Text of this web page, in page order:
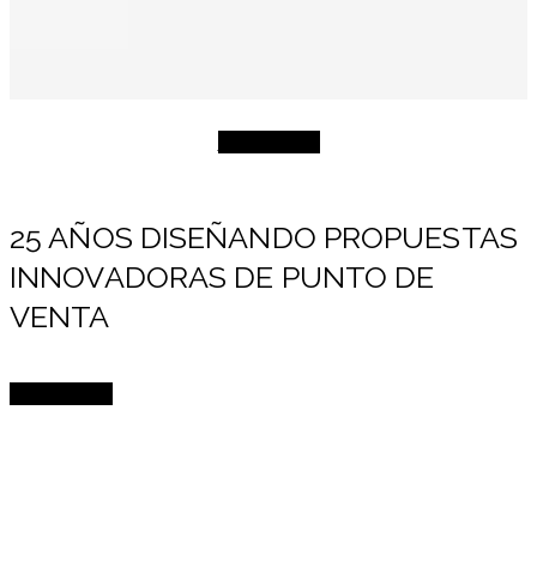
25 AÑOS DISEÑANDO PROPUESTAS
INNOVADORAS DE PUNTO DE
VENTA